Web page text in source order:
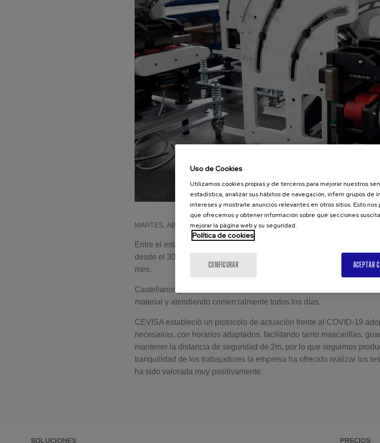
Piezas de recambio
Elegir máquina
Herramientas de corte
Elegir máquina
MARTES, ABRIL 14, 2020
Entre el estado de alarma decretado el 14 de marzo, el decreto que
desde el 30 de marzo al 9 de abril y la Semana Santa, muchas
mes.
Castellanos y Echevarría – Vitoria, S.A. ha mantenido en todo
material y atendiendo comercialmente todos los días.
CEVISA estableció un protocolo de actuación frente al COVID-19
necesarias, con horarios adaptados, facilitando tanto mascarillas,
mantener la distancia de seguridad de 2m, por lo que seguimos
tranquilidad de los trabajadores la empresa ha ofrecido realizar los
ha sido valorada muy positivamente.
SOLUCIONES PRECIOS
Uso de Cookies
Utilizamos cookies propias y de terceros para mejorar nuestros
estadística, analizar sus hábitos de navegación, inferir grupos de
intereses y mostrarle anuncios relevantes en otros sitios. Esto
que ofrecemos y obtener información sobre qué secciones
mejorar la página web y su seguridad.
Política de cookies
CONFIGURAR ACEPTAR